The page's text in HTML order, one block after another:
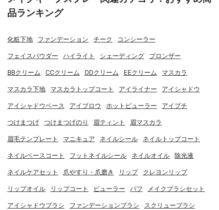
品ランキング
化粧下地 ファンデーション チーク コンシーラー
フェイスパウダー ハイライト シェーディング ブロンザー
BBクリーム CCクリーム DDクリーム EEクリーム マスカラ
マスカラ下地 マスカラトップコート アイライナー アイシャドウ
アイシャドウベース アイブロウ ホットビューラー アイプチ
つけまつげ つけまつげのり 眉ティント 眉マスカラ
眉毛テンプレート マニキュア ネイルシール ネイルトップコート
ネイルベースコート フットネイルシール ネイルオイル 除光液
ネイルケアセット 爪やすり・爪磨き リップ クレヨンリップ
リップオイル リップコート ビューラー パフ メイクブラシセット
アイシャドウブラシ ファンデーションブラシ スクリューブラシ